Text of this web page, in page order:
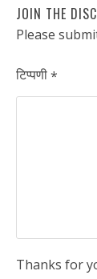
JOIN THE
Please
टिप्पणी*
Thanks for